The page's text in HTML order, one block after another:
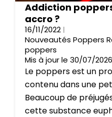
Addiction
accro ?
16/11/2022
Nouveautés Poppers
poppers
Mis à jour le 30/07/2026
Le poppers est un
contenu dans une
Beaucoup de
cette substance